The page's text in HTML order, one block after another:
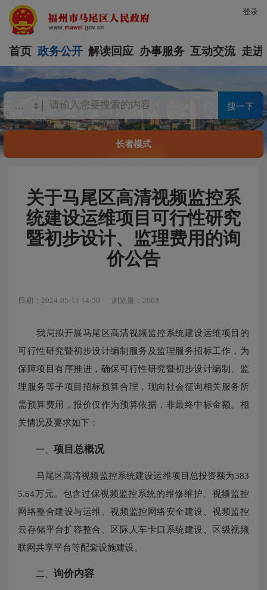
登录
首页 政务公开 解读回应 办事服务 互动交流 走进
搜一下
长者模式
关于马尾区高清视频监控系
统建设运维项目可行性研究
暨初步设计、监理费用的询
价公告
日期：2024-05-11 14:50 浏览量：2003
我局拟开展马尾区高清视频监控系统建设运维项目的
可行性研究暨初步设计编制服务及监理服务招标工作，为
保障项目有序推进，确保可行性研究暨初步设计编制、监
理服务等子项目招标预算合理，现向社会征询相关服务所
需预算费用，报价仅作为预算依据，非最终中标金额。相
关情况及要求如下：
一、项目总概况
马尾区高清视频监控系统建设运维项目总投资额为383
5.64万元。包含过保视频监控系统的维修维护、视频监控
网络整合建设与运维、视频监控网络安全建设、视频监控
云存储平台扩容整合、区际人车卡口系统建设、区级视频
联网共享平台等配套设施建设。
二、询价内容